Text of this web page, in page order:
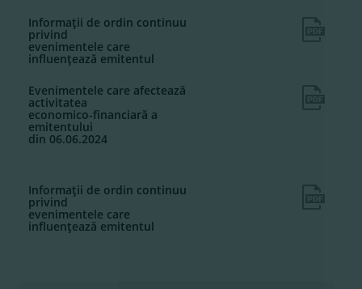
Informaţii de ordin continuu
privind
evenimentele care
influenţează emitentul
Evenimentele care afectează
activitatea
economico-financiară a
emitentului
din 06.06.2024
Informaţii de ordin continuu
privind
evenimentele care
influenţează emitentul